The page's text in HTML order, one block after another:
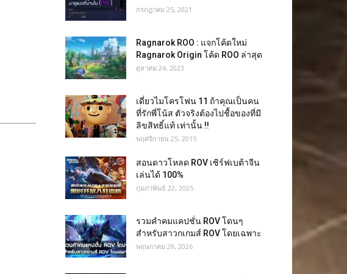
กรกฎาคม 25, 2021
Ragnarok ROO : แจกโค้ดใหม่
Ragnarok Origin โค้ด ROO ล่าสุด
ตุลาคม 24, 2023
เดี่ยวไมโครโฟน 11 ถ้าคุณเป็นคน
ที่รักพี่โน้ส ตัวจริงต้องไปชื้อของที่มี
ลิขสิทธิ์แท้ เท่านั้น !!
พฤศจิกายน 25, 2015
สอนดาวโหลด ROV เซิร์ฟเบต้าจีน
เล่นได้ 100%
กุมภาพันธ์ 22, 2025
รวมคำคมแคปชั่น ROV โดนๆ
สำหรับสาวกเกมส์ ROV โดยเฉพาะ
พฤษภาคม 29, 2026